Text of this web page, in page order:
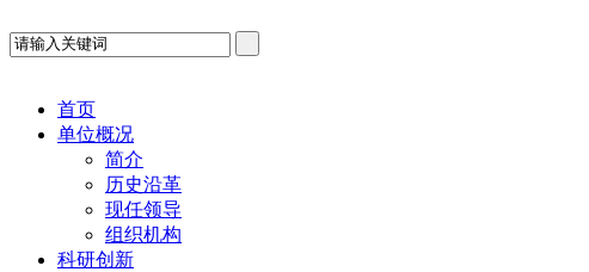
首页
单位概况
简介
历史沿革
现任领导
组织机构
科研创新